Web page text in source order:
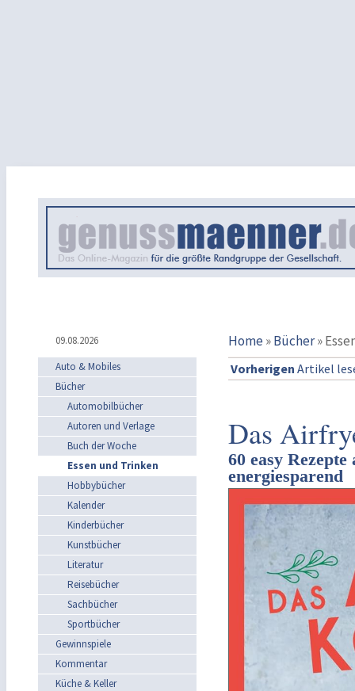
09.08.2026 Home»Bücher»
Auto & Mobiles
Bücher
Automobilbücher
Autoren und Verlage
Buch der Woche
Essen und Trinken
Hobbybücher
Kalender
Kinderbücher
Kunstbücher
Literatur
Reisebücher
Sachbücher
Sportbücher
Gewinnspiele
Kommentar
Küche & Keller
Vorherigen Artikel
Das
60 easy
energiesparend